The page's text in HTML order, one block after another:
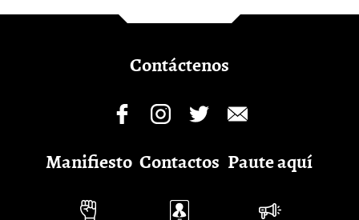
Contáctenos
Manifiesto Contactos Paute aquí